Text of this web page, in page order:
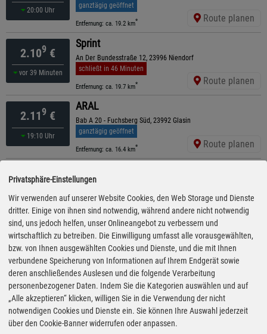
20:00 Uhr
ganztägig geöffnet
Entfernung: ca. 19.2 km* Route planen
2.109 €
vor 39 Minuten
Sprint
An Der Bundesstraße 12, 23996 Niendorf
schließt in 46 Minuten
Entfernung: ca. 19.7 km* Route planen
2.119 €
19:10 Uhr
ARAL
Bab A 20 - Fuchsberg Süd, 23992 Glasin
ganztägig geöffnet
Entfernung: ca. 16.4 km* Route planen
2.119€
vor 14 Minuten
Cambser Str. 25, 19067 Rampe
geöffnet bis 24:00 Uhr
Entfernung: ca. 17.9 km* Route planen
2.129€
19:10 Uhr
ARAL
Bab A 20 - Fuchsberg Nor, 23992 Glasin
ganztägig geöffnet
Entfernung: ca. 16.6 km* Route planen
2.139€
18:00 Uhr
HEM
Dorfstr. B 8, 19406 Holzendorf Bei Dabel
schließt in 46 Minuten
Privatsphäre-Einstellungen
Wir verwenden auf unserer Website Cookies, den Web Storage und Dienste
dritter. Einige von ihnen sind notwendig, während andere nicht notwendig
sind, uns jedoch helfen, unser Onlineangebot zu verbessern und
wirtschaftlich zu betreiben. Die Einwilligung umfasst alle vorausgewählten,
bzw. von Ihnen ausgewählten Cookies und Dienste, und die mit Ihnen
verbundene Speicherung von Informationen auf Ihrem Endgerät sowie
deren anschließendes Auslesen und die folgende Verarbeitung
personenbezogener Daten. Indem Sie die Kategorien auswählen und auf
„Alle akzeptieren“ klicken, willigen Sie in die Verwendung der nicht
notwendigen Cookies und Dienste ein. Sie können Ihre Auswahl jederzeit
über den Cookie-Banner widerrufen oder anpassen.